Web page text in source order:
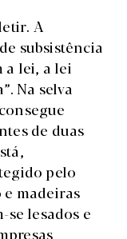
A
subsistência
a lei, a lei
Na selva
de duas
pelo
madeiras
se lesados e